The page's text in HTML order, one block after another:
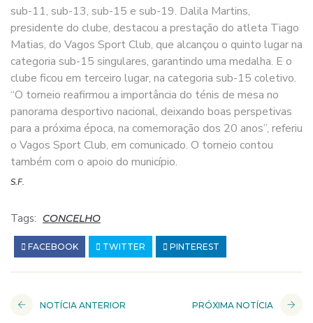
sub-11, sub-13, sub-15 e sub-19. Dalila Martins,
presidente do clube, destacou a prestação do atleta Tiago
Matias, do Vagos Sport Club, que alcançou o quinto lugar na
categoria sub-15 singulares, garantindo uma medalha. E o
clube ficou em terceiro lugar, na categoria sub-15 coletivo.
“O torneio reafirmou a importância do ténis de mesa no
panorama desportivo nacional, deixando boas perspetivas
para a próxima época, na comemoração dos 20 anos”, referiu
o Vagos Sport Club, em comunicado. O torneio contou
também com o apoio do município.
S.F.
Tags: CONCELHO
FACEBOOK TWITTER PINTEREST
NOTÍCIA ANTERIOR PRÓXIMA NOTÍCIA